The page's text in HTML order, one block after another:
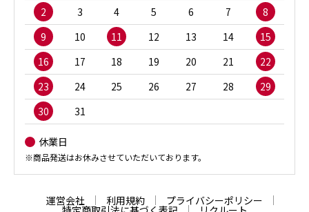
2
3 4 5 6 7
8
9
10 11 12 13 14
15
16
17 18 19 20 21
22
23
24 25 26 27 28
29
30
31
休業日
※商品発送はお休みさせていただいております。
運営会社 利用規約 プライバシーポリシー